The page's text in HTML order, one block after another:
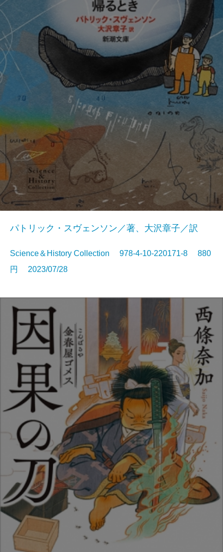
パトリック・スヴェンソン／著、大沢章子／訳
Science＆History Collection 978-4-10-220171-8 880
円 2023/07/28